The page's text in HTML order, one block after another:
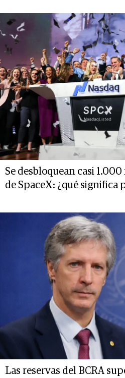
Se desbloquean casi
de SpaceX: ¿qué significa
Las reservas del BCRA